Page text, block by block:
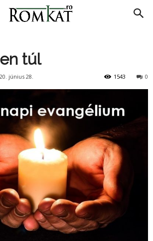
túl
június 28. 0
1543